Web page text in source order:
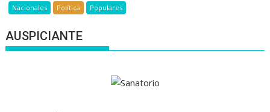
Nacionales Política Populares
AUSPICIANTE